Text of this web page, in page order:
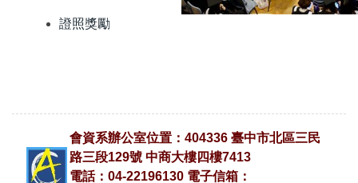
證照獎勵
會資系辦公室位置：404336 臺中市北區三民
路三段129號 中商大樓四樓7413
電話：04-22196130 電子信箱：